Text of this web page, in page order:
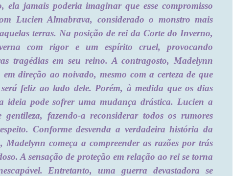
ela jamais poderia imaginar que esse compromisso
Lucien Almabrava, considerado o monstro mais
terras. Na posição de rei da Corte do Inverno,
com rigor e um espírito cruel, provocando
tragédias em seu reino. A contragosto, Madelynn
em direção ao noivado, mesmo com a certeza de que
feliz ao lado dele. Porém, à medida que os dias
ideia pode sofrer uma mudança drástica. Lucien a
fazendo-a reconsiderar todos os rumores
Conforme desvenda a verdadeira história da
começa a compreender as razões por trás
A sensação de proteção em relação ao rei se torna
Entretanto, uma guerra devastadora se